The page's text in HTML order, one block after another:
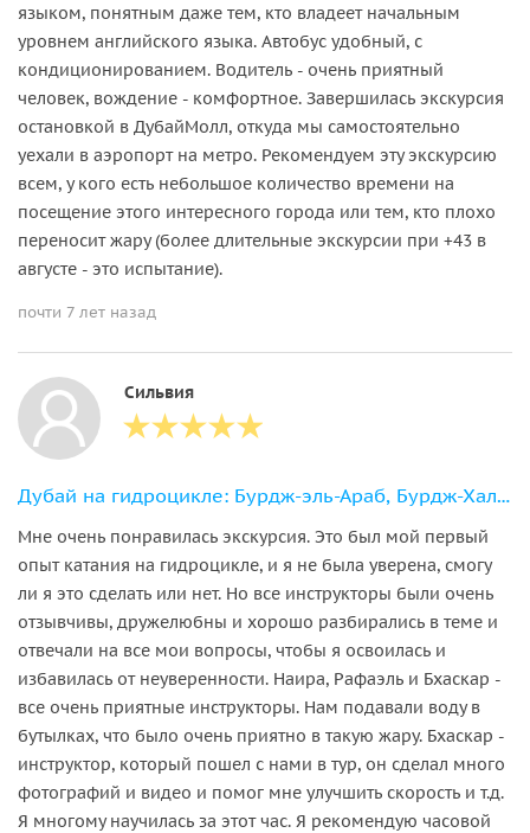
языком, понятным даже тем, кто владеет начальным
уровнем английского языка. Автобус удобный, с
кондиционированием. Водитель - очень приятный
человек, вождение - комфортное. Завершилась экскурсия
остановкой в ДубайМолл, откуда мы самостоятельно
уехали в аэропорт на метро. Рекомендуем эту экскурсию
всем, у кого есть небольшое количество времени на
посещение этого интересного города или тем, кто плохо
переносит жару (более длительные экскурсии при +43 в
августе - это испытание).
почти 7 лет назад
Сильвия
Дубай на гидроцикле: Бурдж-эль-Араб, Бурдж-Халифа, Атлантис
Мне очень понравилась экскурсия. Это был мой первый
опыт катания на гидроцикле, и я не была уверена, смогу
ли я это сделать или нет. Но все инструкторы были очень
отзывчивы, дружелюбны и хорошо разбирались в теме и
отвечали на все мои вопросы, чтобы я освоилась и
избавилась от неуверенности. Наира, Рафаэль и Бхаскар -
все очень приятные инструкторы. Нам подавали воду в
бутылках, что было очень приятно в такую жару. Бхаскар -
инструктор, который пошел с нами в тур, он сделал много
фотографий и видео и помог мне улучшить скорость и т.д.
Я многому научилась за этот час. Я рекомендую часовой